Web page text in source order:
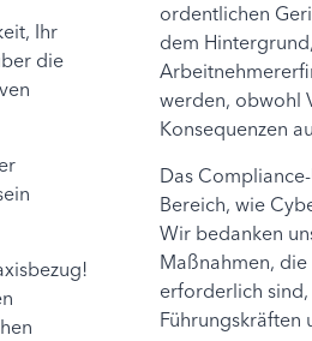
Ihr
die
ordentlichen
dem
werden, obwohl
Konsequenzen
Das
Bereich, wie
Wir bedanken
Maßnahmen,
erforderlich
Führungskräften